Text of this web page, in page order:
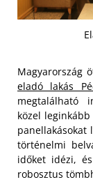
Magyarország
eladó lakás
megtalálható
közel
panellakásokat
történelmi
időket idézi,
robosztus